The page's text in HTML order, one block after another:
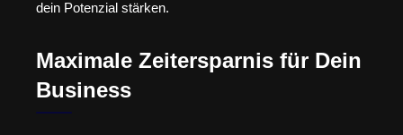
dein Potenzial stärken.
Maximale Zeitersparnis für Dein
Business